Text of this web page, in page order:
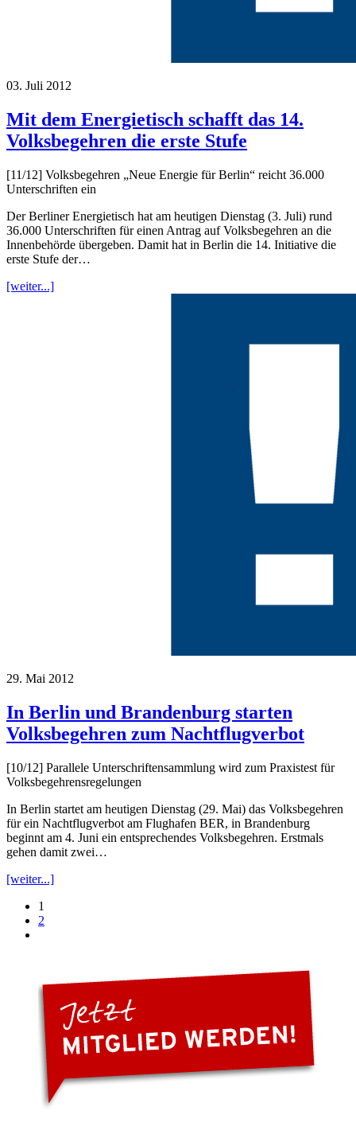
03. Juli 2012
Mit dem Energietisch schafft das 14.
Volksbegehren die erste Stufe
[11/12] Volksbegehren „Neue Energie für Berlin“ reicht 36.000
Unterschriften ein
Der Berliner Energietisch hat am heutigen Dienstag (3. Juli) rund
36.000 Unterschriften für einen Antrag auf Volksbegehren an die
Innenbehörde übergeben. Damit hat in Berlin die 14. Initiative die
erste Stufe der…
[weiter...]
29. Mai 2012
In Berlin und Brandenburg starten
Volksbegehren zum Nachtflugverbot
[10/12] Parallele Unterschriftensammlung wird zum Praxistest für
Volksbegehrensregelungen
In Berlin startet am heutigen Dienstag (29. Mai) das Volksbegehren
für ein Nachtflugverbot am Flughafen BER, in Brandenburg
beginnt am 4. Juni ein entsprechendes Volksbegehren. Erstmals
gehen damit zwei…
[weiter...]
1
2